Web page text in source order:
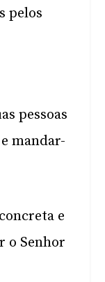
pelos
pessoas
mandar-
e
o Senhor